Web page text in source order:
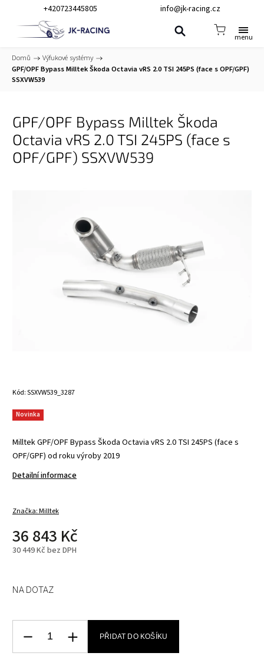
+420723445805 info@jk-racing.cz
Domů / Výfukové systémy /
GPF/OPF Bypass Milltek Škoda Octavia vRS 2.0 TSI 245PS (face s OPF/GPF)
SSXVW539
GPF/OPF Bypass Milltek Škoda
Octavia vRS 2.0 TSI 245PS (face s
OPF/GPF) SSXVW539
Kód:SSXVW539_3287
Milltek GPF/OPF Bypass Škoda Octavia vRS 2.0 TSI 245PS (face s
OPF/GPF) od roku výroby 2019
Detailní informace
Novinka
Značka:Milltek
36 843 Kč
30 449 Kč bez DPH
NA DOTAZ
PŘIDAT DO KOŠÍKU